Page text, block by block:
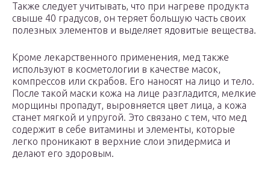
Также следует учитывать, что при нагреве продукта
свыше 40 градусов, он теряет большую часть своих
полезных элементов и выделяет ядовитые вещества.
Кроме лекарственного применения, мед также
используют в косметологии в качестве масок,
компрессов или скрабов. Его наносят на лицо и тело.
После такой маски кожа на лице разгладится, мелкие
морщины пропадут, выровняется цвет лица, а кожа
станет мягкой и упругой. Это связано с тем, что мед
содержит в себе витамины и элементы, которые
легко проникают в верхние слои эпидермиса и
делают его здоровым.